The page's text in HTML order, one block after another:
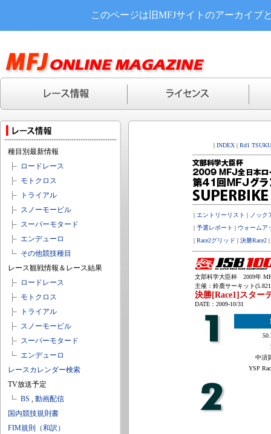
このページは旧MFJサイトのアーカイブ
種目別最新情報
ロードレース
モトクロス
トライアル
スノーモービル
スーパーモタード
エンデューロ
その他競技種目
レース観戦情報＆レース結果
ロードレース
モトクロス
トライアル
スノーモービル
スーパーモタード
エンデューロ
レースカレンダー検索
TV放送予定
BS , 動画配信
国内競技規則書
FIM規則（和訳）
| INDEX | Rd1
| エントリーリスト | ノック
| 予選レポート | ウォームア
| Race2グリッド | 決勝Race2 |
文部科学大臣杯 2009年
主催：鈴鹿サーキット
決勝[Race1]スター
DATE：2009-10/31
中須
YSP